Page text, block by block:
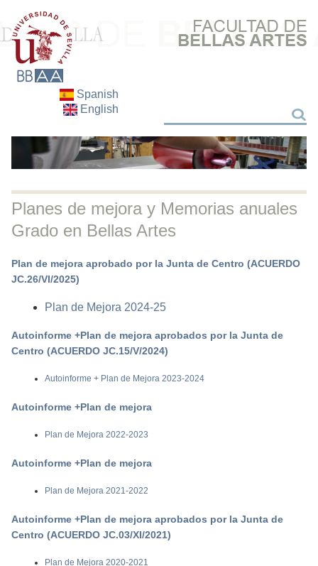
Spanish
English
Buscar
Planes de mejora y Memorias anuales
Grado en Bellas Artes
Plan de mejora aprobado por la Junta de Centro (ACUERDO
JC.26/VI/2025)
Plan de Mejora 2024-25
Autoinforme +Plan de mejora aprobados por la Junta de
Centro (ACUERDO JC.15/V/2024)
Autoinforme + Plan de Mejora 2023-2024
Autoinforme +Plan de mejora
Plan de Mejora 2022-2023
Autoinforme +Plan de mejora
Plan de Mejora 2021-2022
Autoinforme +Plan de mejora aprobados por la Junta de
Centro (ACUERDO JC.03/XI/2021)
Plan de Mejora 2020-2021